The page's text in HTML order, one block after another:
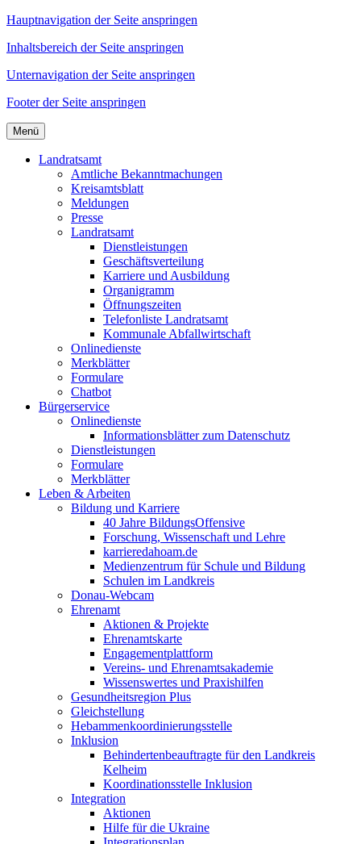
Hauptnavigation der Seite anspringen
Inhaltsbereich der Seite anspringen
Unternavigation der Seite anspringen
Footer der Seite anspringen
Menü
Landratsamt
Amtliche Bekanntmachungen
Kreisamtsblatt
Meldungen
Presse
Landratsamt
Dienstleistungen
Geschäftsverteilung
Karriere und Ausbildung
Organigramm
Öffnungszeiten
Telefonliste Landratsamt
Kommunale Abfallwirtschaft
Onlinedienste
Merkblätter
Formulare
Chatbot
Bürgerservice
Onlinedienste
Informationsblätter zum Datenschutz
Dienstleistungen
Formulare
Merkblätter
Leben & Arbeiten
Bildung und Karriere
40 Jahre BildungsOffensive
Forschung, Wissenschaft und Lehre
karrieredahoam.de
Medienzentrum für Schule und Bildung
Schulen im Landkreis
Donau-Webcam
Ehrenamt
Aktionen & Projekte
Ehrenamtskarte
Engagementplattform
Vereins- und Ehrenamtsakademie
Wissenswertes und Praxishilfen
Gesundheitsregion Plus
Gleichstellung
Hebammenkoordinierungsstelle
Inklusion
Behindertenbeauftragte für den Landkreis
Kelheim
Koordinationsstelle Inklusion
Integration
Aktionen
Hilfe für die Ukraine